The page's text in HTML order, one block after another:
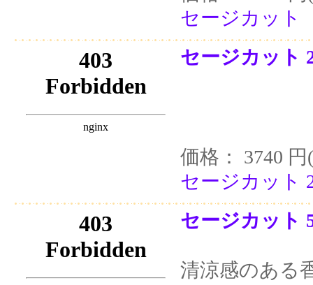
セージカッ
セージカット
価格： 3740
セージカット
セージカット
清涼感のある